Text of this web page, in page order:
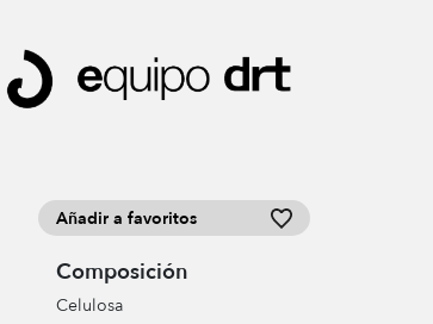
Añadir a favoritos
Composición
Celulosa